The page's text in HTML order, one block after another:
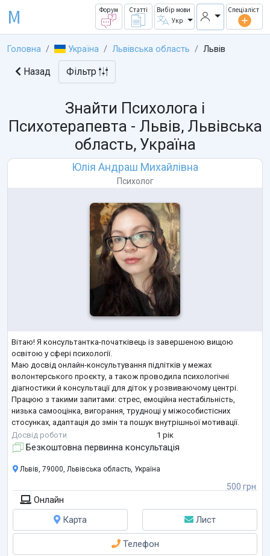
M Форум Статті
Вибір мови
Укр
Спеціаліст
Головна Україна Львівська область Львів
Назад Фільтр
Знайти Психолога і
Психотерапевта - Львів, Львівська
область, Україна
Юлія Андраш Михайлівна
Психолог
Вітаю! Я консультантка-початківець із завершеною вищою
освітою у сфері психології.
Маю досвід онлайн-консультування підлітків у межах
волонтерського проєкту, а також проводила психологічні
діагностики й консультації для діток у розвиваючому центрі.
Працюю з такими запитами: стрес, емоційна нестабільність,
низька самооцінка, вигорання, труднощі у міжособистісних
стосунках, адаптація до змін та пошук внутрішньої мотивації.
У роботі використовую інтеграційний підхід, поєднуючи знання з
Досвід роботи 1 рік
Безкоштовна первинна консультація
500 грн
Львів, 79000, Львівська область, Україна
Онлайн
Карта
Лист
Телефон